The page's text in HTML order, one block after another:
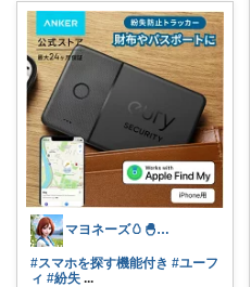
マヨネーズ🥚‪🐣✨️お礼はプロフで♪
#スマホを探す機能付き #ユーフ
ィ #紛失 ...